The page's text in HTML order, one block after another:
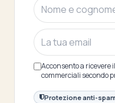
Acconsento a ricevere
commerciali secondo
Protezione anti-